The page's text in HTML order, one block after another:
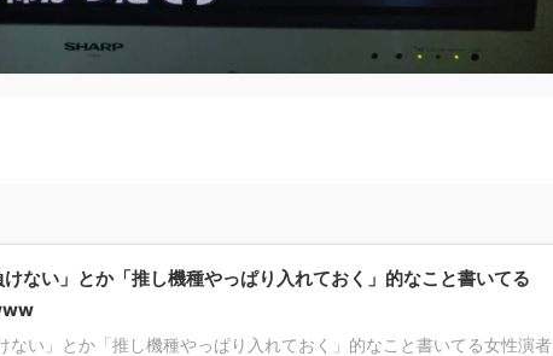
けない」とか「推し機種やっぱり入れておく」的なこと書いてる
ない」とか「推し機種やっぱり入れておく」的なこと書いてる女性演者